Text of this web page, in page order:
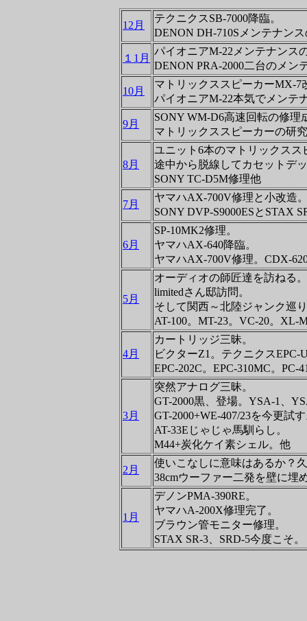
12月
テクニクスSB-7000降臨。
DENON DH-710Sメンテナン
１1月
パイオニアM-22メンテナンス
DENON PRA-2000二台のメン
10月
マトリックススピーカーMX-7
パイオニアM-22本気でメンテ
9月
SONY WM-D6高速回転の修理
マトリックススピーカーの研
8月
ユニット6本のマトリックスス
途中から脱線してカセットデ
SONY TC-D5M修理他
7月
ヤマハAX-700V修理と小改造
SONY DVP-S9000ESとSTAX
6月
SP-10MK2修理。
ヤマハAX-640降臨。
ヤマハAX-700V修理。CDX-
5月
オーディオの師匠達を訪ねる。
limitedさん邸訪問。
そして関西～北陸ジャンク巡
AT-100。MT-23。VC-20。XL-
4月
カートリッジ三昧。
ビクターZ1。テクニクスEPC-
EPC-202C。EPC-310MC。PC-
3月
突然アナログ三昧。
GT-2000黒、登場。YSA-1、
GT-2000+WE-407/23を今更試
AT-33Eじゃじゃ馬馴らし。
M44+炭化ケイ素シェル。他
2月
使いこなしに意味はあるか？
38cmウーファー二発を壁に埋
1月
デノンPMA-390RE。
ヤマハA-200X修理完了。
ブラウン管モニター修理。
STAX SR-3、SRD-5今度こそ。